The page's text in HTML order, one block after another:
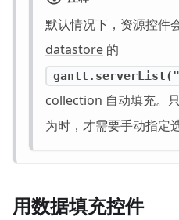
默认情况下，资源控件
datastore 的
collection 自动填充。
为时，才需要手动指定
用数据填充控件